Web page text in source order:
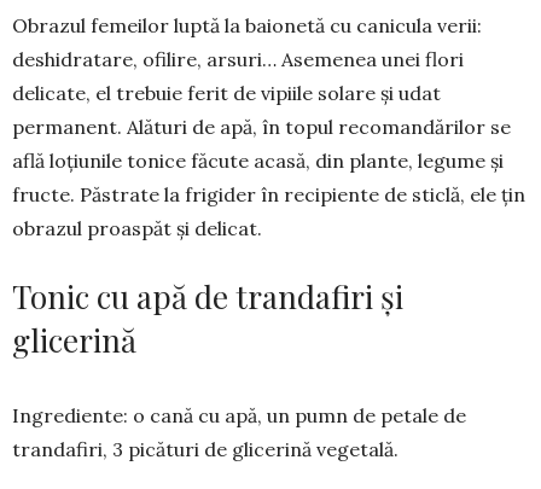
Obrazul femeilor luptă la baio­netă cu canicula verii:
deshi­dratare, ofilire, arsuri… Aseme­nea unei flori
delicate, el trebuie ferit de vipiile solare și udat
permanent. Ală­turi de apă, în topul recoman­dărilor se
află loțiunile tonice făcute acasă, din plante, legume și
fructe. Păstrate la frigider în reci­piente de sticlă, ele țin
obrazul proaspăt și delicat.
Tonic cu apă de trandafiri și
glicerină
Ingrediente: o cană cu apă, un pumn de petale de
trandafiri, 3 pică­turi de glicerină vegetală.